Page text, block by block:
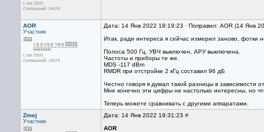
с окт 2003
Сообщений: 14674
AOR
Участник
с окт 2003
Сообщений: 14674
Дата: 14 Янв 2022 18:19:23 · Поправил: AOR (14 Янв
Итак, ради интереса я сейчас измерил заново,
Полоса 500 Гц. УВЧ выключен, АРУ выключена.
Частоты и приборы те же.
MDS -117 dBm
RMDR при отстройке 2 кГц составил 96 дБ
Честно говоря я думал такой разницы в зависимости
Мне конечно эти цифры не настолько интересны, но
Теперь можете сравнивать с другими аппаратами.
Zmej
Участник
Дата: 14 Янв 2022 19:31:23 #
AOR